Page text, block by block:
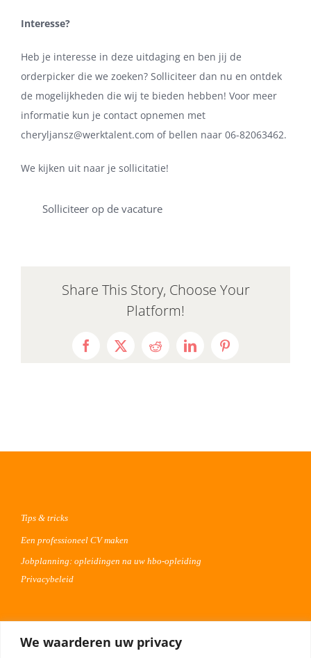
We waarderen uw privacy
Interesse?
Heb je interesse in deze uitdaging en ben jij de
orderpicker die we zoeken? Solliciteer dan nu en ontdek
de mogelijkheden die wij te bieden hebben! Voor meer
informatie kun je contact opnemen met
cheryljansz@werktalent.com of bellen naar 06-82063462.
We kijken uit naar je sollicitatie!
Solliciteer op de vacature
Share This Story, Choose Your
Platform!
Facebook
X RedditLinkedInPinterest
Tips & tricks
Een professioneel CV maken
Jobplanning: opleidingen na uw hbo-opleiding
Privacybeleid